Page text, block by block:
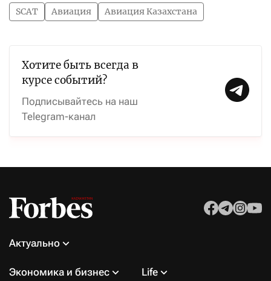
SCAT Авиация Авиация Казахстана
Хотите быть всегда в
курсе событий?
Подписывайтесь на наш
Telegram-канал
Актуально
Экономика и бизнес Life